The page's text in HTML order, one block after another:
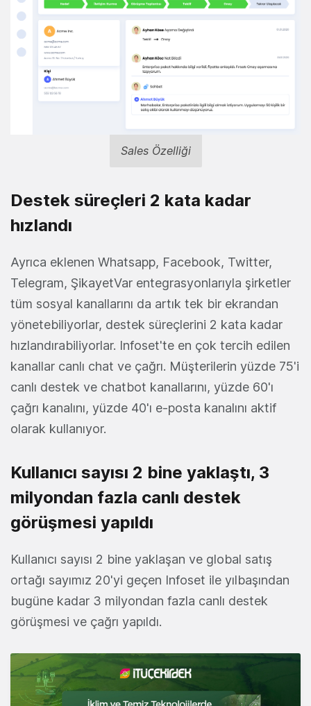
Sales Özelliği
Destek süreçleri 2 kata kadar
hızlandı
Ayrıca eklenen Whatsapp, Facebook, Twitter,
Telegram, ŞikayetVar entegrasyonlarıyla şirketler
tüm sosyal kanallarını da artık tek bir ekrandan
yönetebiliyorlar, destek süreçlerini 2 kata kadar
hızlandırabiliyorlar. Infoset'te en çok tercih edilen
kanallar canlı chat ve çağrı. Müşterilerin yüzde 75'i
canlı destek ve chatbot kanallarını, yüzde 60'ı
çağrı kanalını, yüzde 40'ı e-posta kanalını aktif
olarak kullanıyor.
Kullanıcı sayısı 2 bine yaklaştı, 3
milyondan fazla canlı destek
görüşmesi yapıldı
Kullanıcı sayısı 2 bine yaklaşan ve global satış
ortağı sayımız 20'yi geçen Infoset ile yılbaşından
bugüne kadar 3 milyondan fazla canlı destek
görüşmesi ve çağrı yapıldı.